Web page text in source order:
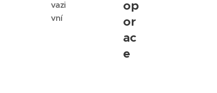
vazi
vní
op
or
ac
e